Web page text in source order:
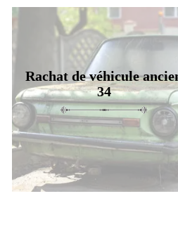
Rachat de véhicule
34